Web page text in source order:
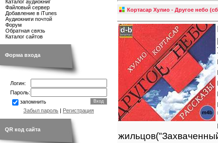
Каталог аудиокниг
Файловый сервер
Добавление в iTunes
Аудиокниги почтой
Форум
Обратная связь
Каталог сайтов
Форма входа
Логин:
Пароль:
запомнить
Забыл пароль | Регистрация
QR код сайта
Кортасар Хулио - Другое небо